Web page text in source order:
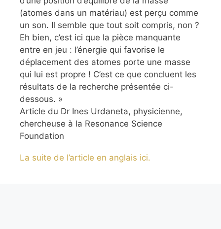
(atomes dans un matériau) est perçu comme
un son. Il semble que tout soit compris, non ?
Eh bien, c’est ici que la pièce manquante
entre en jeu : l’énergie qui favorise le
déplacement des atomes porte une masse
qui lui est propre ! C’est ce que concluent les
résultats de la recherche présentée ci-
dessous. »
Article du Dr Ines Urdaneta, physicienne,
chercheuse à la Resonance Science
Foundation
La suite de l’article en anglais ici.